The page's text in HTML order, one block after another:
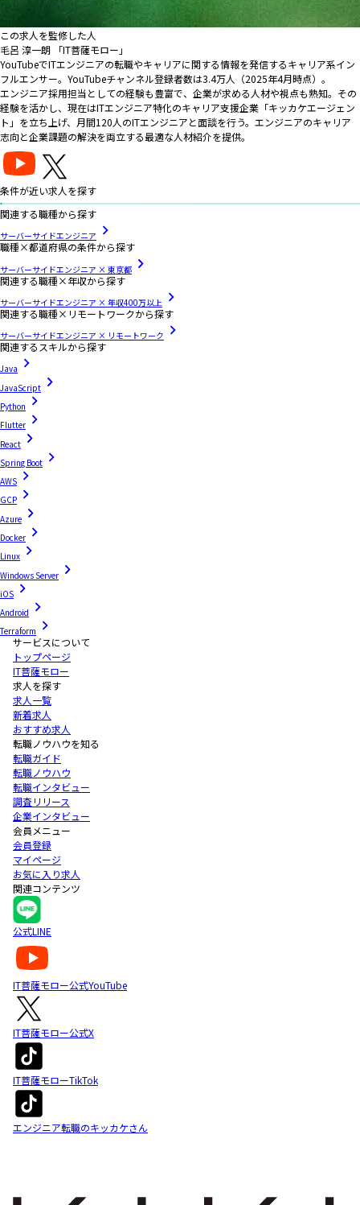
この求人を監修した人
毛呂 淳一朗 「IT菩薩モロー」
YouTubeでITエンジニアの転職やキャリアに関する情報を発信するキャリア系イン
フルエンサー。YouTubeチャンネル登録者数は3.4万人（2025年4月時点）。
エンジニア採用担当としての経験も豊富で、企業が求める人材や視点も熟知。その
経験を活かし、現在はITエンジニア特化のキャリア支援企業「キッカケエージェン
ト」を立ち上げ、月間120人のITエンジニアと面談を行う。エンジニアのキャリア
志向と企業課題の解決を両立する最適な人材紹介を提供。
条件が近い求人を探す
関連する職種から探す
サーバーサイドエンジニア
職種×都道府県の条件から探す
サーバーサイドエンジニア × 東京都
関連する職種×年収から探す
サーバーサイドエンジニア × 年収400万以上
関連する職種×リモートワークから探す
サーバーサイドエンジニア × リモートワーク
関連するスキルから探す
Java
JavaScript
Python
Flutter
React
Spring Boot
AWS
GCP
Azure
Docker
Linux
Windows Server
iOS
Android
Terraform
サービスについて
トップページ
IT菩薩モロー
求人を探す
求人一覧
新着求人
おすすめ求人
転職ノウハウを知る
転職ガイド
転職ノウハウ
転職インタビュー
調査リリース
企業インタビュー
会員メニュー
会員登録
マイページ
お気に入り求人
関連コンテンツ
公式LINE
IT菩薩モロー公式YouTube
IT菩薩モロー公式X
IT菩薩モローTikTok
エンジニア転職のキッカケさん